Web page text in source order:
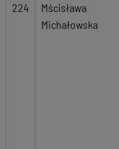
224
Mścisława
Michałowska